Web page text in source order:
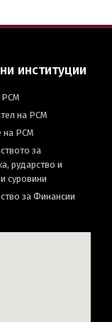
институции
РСМ
на РСМ
на РСМ
за
рударство и
суровини
за Финансии